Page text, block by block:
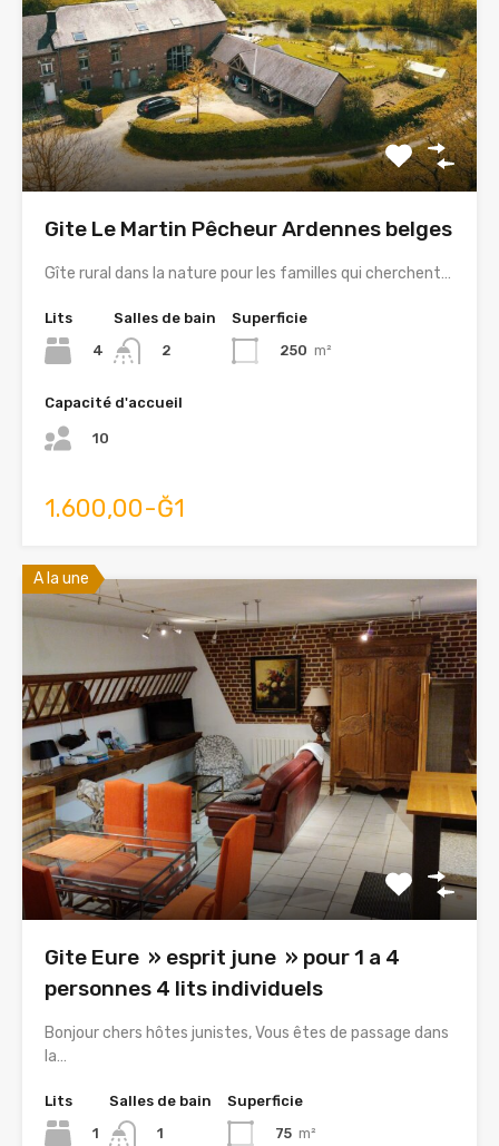
Gite Le Martin Pêcheur Ardennes belges
Gîte rural dans la nature pour les familles qui cherchent…
Lits
4
Salles de bain
2
Superficie
250 m²
Capacité d'accueil
10
1.600,00-Ğ1
A la une
Gite Eure » esprit june » pour 1 a 4
personnes 4 lits individuels
Bonjour chers hôtes junistes, Vous êtes de passage dans
la…
Lits
1
Salles de bain
1
Superficie
75 m²